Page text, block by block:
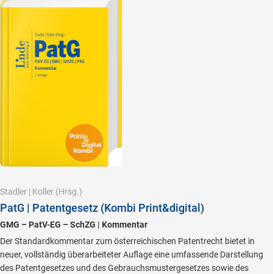
Stadler | Koller (Hrsg.)
PatG | Patentgesetz (Kombi Print&digital)
GMG – PatV-EG – SchZG | Kommentar
Der Standardkommentar zum österreichischen Patentrecht bietet in
neuer, vollständig überarbeiteter Auflage eine umfassende Darstellung
des Patentgesetzes und des Gebrauchsmustergesetzes sowie des